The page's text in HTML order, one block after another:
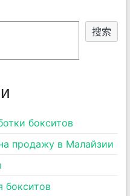
搜索
бокситов
продажу в Малайзии
бокситов